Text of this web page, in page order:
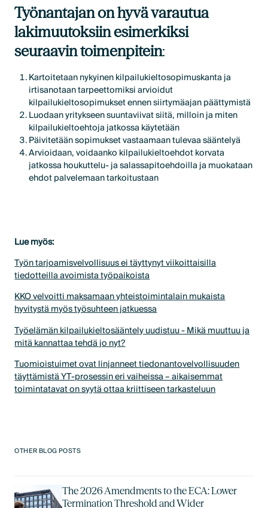
Työnantajan on hyvä varautua
lakimuutoksiin esimerkiksi
seuraavin toimenpitein:
Kartoitetaan nykyinen kilpailukieltosopimuskanta ja
irtisanotaan tarpeettomiksi arvioidut
kilpailukieltosopimukset ennen siirtymäajan päättymistä
Luodaan yritykseen suuntaviivat siitä, milloin ja miten
kilpailukieltoehtoja jatkossa käytetään
Päivitetään sopimukset vastaamaan tulevaa sääntelyä
Arvioidaan, voidaanko kilpailukieltoehdot korvata
jatkossa houkuttelu- ja salassapitoehdoilla ja muokataan
ehdot palvelemaan tarkoitustaan
Lue myös:
Työn tarjoamisvelvollisuus ei täyttynyt viikoittaisilla
tiedotteilla avoimista työpaikoista
KKO velvoitti maksamaan yhteistoimintalain mukaista
hyvitystä myös työsuhteen jatkuessa
Työelämän kilpailukieltosääntely uudistuu - Mikä muuttuu ja
mitä kannattaa tehdä jo nyt?
Tuomioistuimet ovat linjanneet tiedonantovelvollisuuden
täyttämistä YT-prosessin eri vaiheissa – aikaisemmat
toimintatavat on syytä ottaa kriittiseen tarkasteluun
OTHER BLOG POSTS
The 2026 Amendments to the ECA: Lower
Termination Threshold and Wider